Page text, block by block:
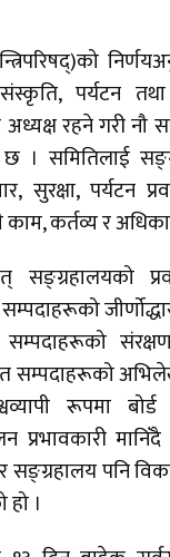
पर्यटन तथा
रहने गरी नौ
। समितिलाई
सुरक्षा, पर्यटन
काम, कर्तव्य र
सङ्ग्रहालयको
सम्पदाहरूको
सम्पदाहरूको
रूपमा बोर्ड
प्रभावकारी
सङ्ग्रहालय पनि
।